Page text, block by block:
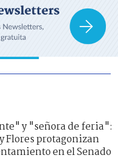
y "señora de feria":
Flores protagonizan
en el Senado